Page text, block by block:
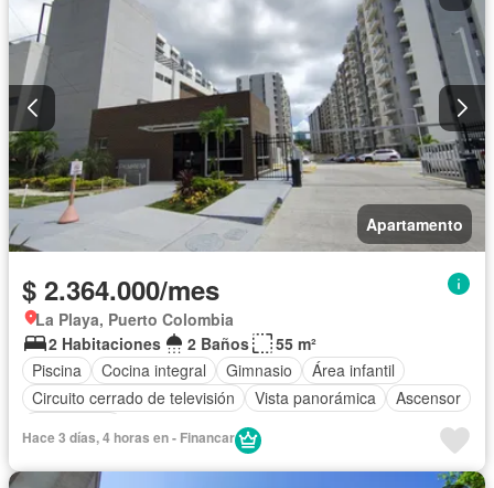
Apartamento
$ 2.364.000/mes
La Playa, Puerto Colombia
2 Habitaciones
2 Baños
55 m²
Piscina
Cocina integral Gimnasio
Área infantil
Circuito cerrado de televisión
Vista panorámica
Ascensor
Hace 3 días, 4 horas en - Financar